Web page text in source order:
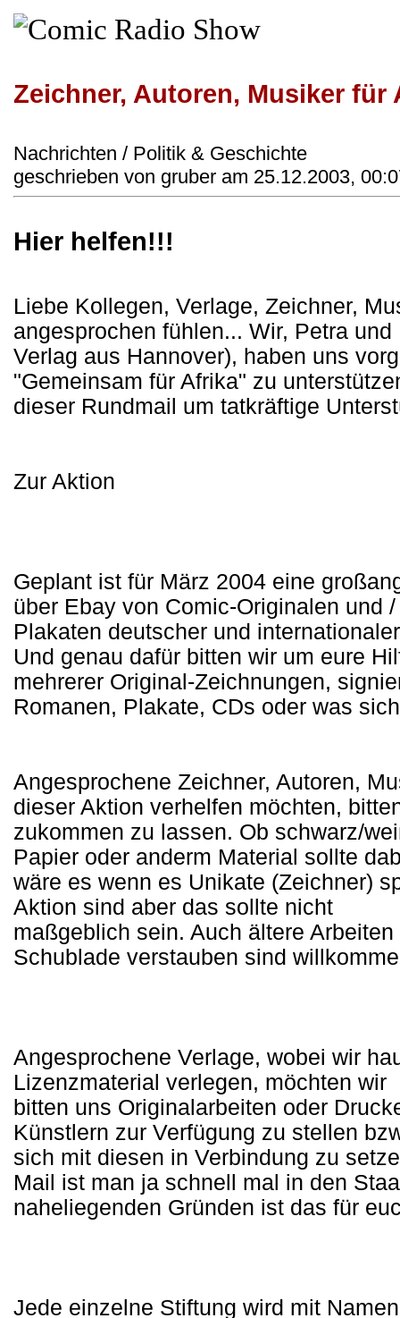
Zeichner, Autoren, Musiker für
Nachrichten / Politik & Geschichte
geschrieben von gruber am 25.12.2003,
Hier helfen!!!
Liebe Kollegen, Verlage, Zeichner,
angesprochen fühlen... Wir, Petra
Verlag aus Hannover), haben uns
"Gemeinsam für Afrika" zu
dieser Rundmail um tatkräftige
Zur Aktion
Geplant ist für März 2004 eine
über Ebay von Comic-Originalen und
Plakaten deutscher und
Und genau dafür bitten wir um eure
mehrerer Original-Zeichnungen,
Romanen, Plakate, CDs oder was
Angesprochene Zeichner, Autoren,
dieser Aktion verhelfen möchten,
zukommen zu lassen. Ob schwarz/
Papier oder anderm Material sollte
wäre es wenn es Unikate (Zeichner)
Aktion sind aber das sollte nicht
maßgeblich sein. Auch ältere
Schublade verstauben sind
Angesprochene Verlage, wobei wir
Lizenzmaterial verlegen, möchten wir
bitten uns Originalarbeiten oder
Künstlern zur Verfügung zu stellen
sich mit diesen in Verbindung zu
Mail ist man ja schnell mal in den
naheliegenden Gründen ist das für
Jede einzelne Stiftung wird mit